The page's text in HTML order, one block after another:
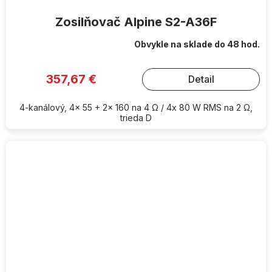
Zosilňovač Alpine S2-A36F
Obvykle na sklade do 48 hod.
357,67 € Detail
4-kanálový, 4x 55 + 2x 160 na 4 Ω / 4x 80 W RMS na 2 Ω,
trieda D